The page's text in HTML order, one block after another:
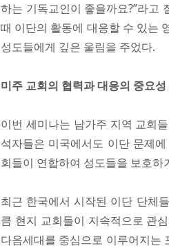
하는 기독교인이 좋을까요?”라고
때 이단의 활동에 대응할 수 있는
성도들에게 깊은 울림을 주었다.
미주 교회의 협력과 대응의 중요성
이번 세미나는 남가주 지역 교회
석자들은 미국에서도 이단 문제
회들이 연합하여 성도들을 보호
최근 한국에서 시작된 이단 단체
큼 현지 교회들이 지속적으로 관
다음세대를 중심으로 이루어지는